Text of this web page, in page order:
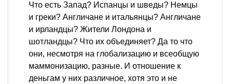
Что есть Запад? Испанцы и шведы? Немцы
и греки? Англичане и итальянцы? Англичане
и ирландцы? Жители Лондона и
шотландцы? Что их объединяет? Да то что
они, несмотря на глобализацию и всеобщую
маммонизацию, разные. И отношение к
деньгам у них различное, хотя это и не